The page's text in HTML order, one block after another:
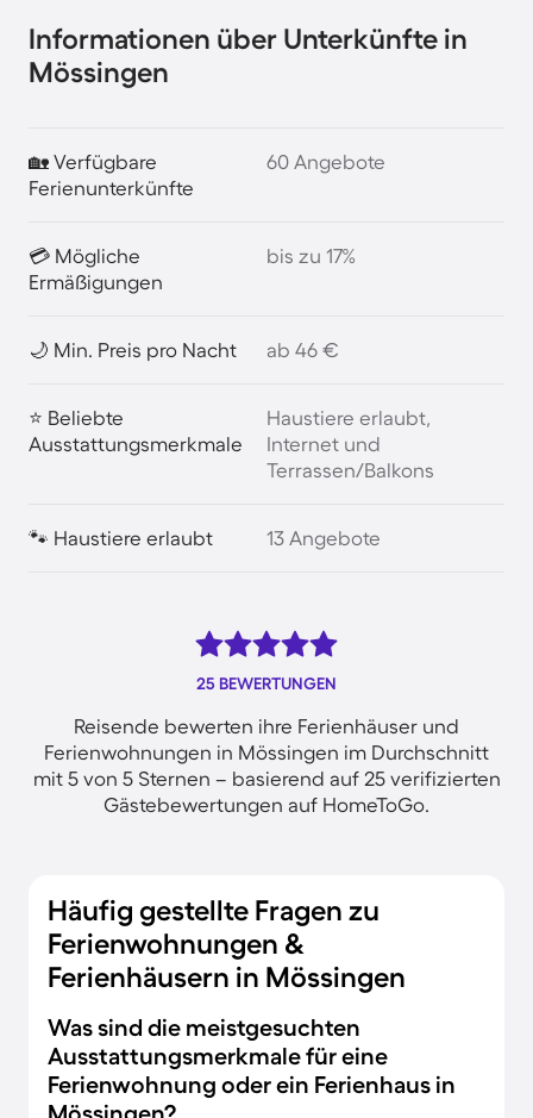
Informationen über Unterkünfte in
Mössingen
🏡 Verfügbare
Ferienunterkünfte
60 Angebote
💳 Mögliche
Ermäßigungen
bis zu 17%
🌙 Min. Preis pro Nacht ab 46 €
⭐ Beliebte
Ausstattungsmerkmale
Haustiere erlaubt,
Internet und
Terrassen/Balkons
🐾 Haustiere erlaubt 13 Angebote
25 BEWERTUNGEN
Reisende bewerten ihre Ferienhäuser und
Ferienwohnungen in Mössingen im Durchschnitt
mit 5 von 5 Sternen – basierend auf 25 verifizierten
Gästebewertungen auf HomeToGo.
Häufig gestellte Fragen zu
Ferienwohnungen &
Ferienhäusern in Mössingen
Was sind die meistgesuchten
Ausstattungsmerkmale für eine
Ferienwohnung oder ein Ferienhaus in